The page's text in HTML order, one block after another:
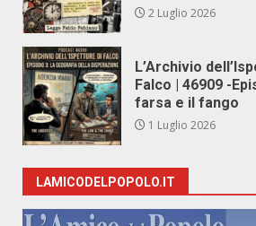
2 Luglio 2026
L’Archivio
Falco | 46909 -
farsa e il fango
1 Luglio 2026
LAMICODELPOPOLO.IT